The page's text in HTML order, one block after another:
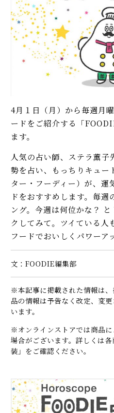
4月１日（月）から毎週月
ードをご紹介する「
ます。
人気の占い師、ステラ薫子
勢を占い、もっちりキュ
ター・フーディー）が、運
ドをおすすめします。毎週
ング。今週は何位かな？
クしてみて。ツイている人
フードでおいしくパワーア
文：FOODIE編集部
※本記事に掲載された情報は
品の情報は予告なく改定、変
います。
※オンラインストアでは商品
場合がございます。詳しくは
装」をご確認ください。